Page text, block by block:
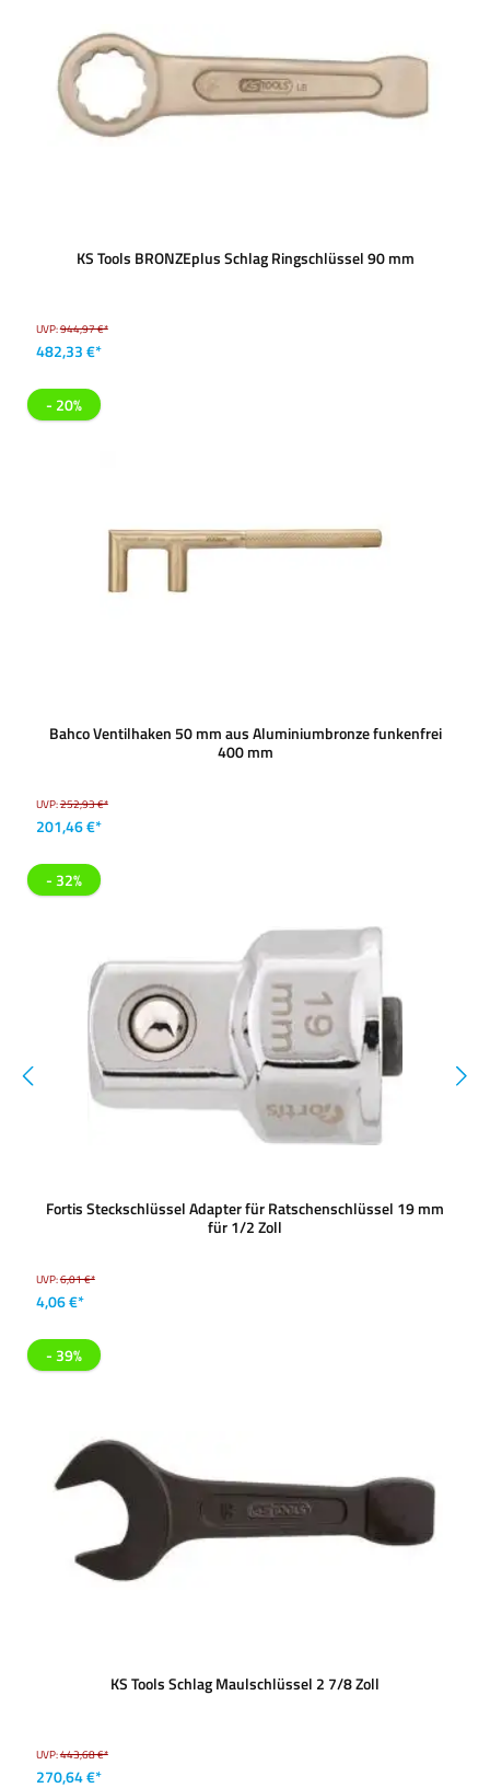
KS Tools BRONZEplus Schlag Ringschlüssel 90 mm
UVP:944,97 €*
482,33 €*
- 20%
Bahco Ventilhaken 50 mm aus Aluminiumbronze funkenfrei
400 mm
UVP:252,93 €*
201,46 €*
- 32%
Fortis Steckschlüssel Adapter für Ratschenschlüssel 19 mm
für 1/2 Zoll
UVP:6,01 €*
4,06 €*
- 39%
KS Tools Schlag Maulschlüssel 2 7/8 Zoll
UVP:443,68 €*
270,64 €*